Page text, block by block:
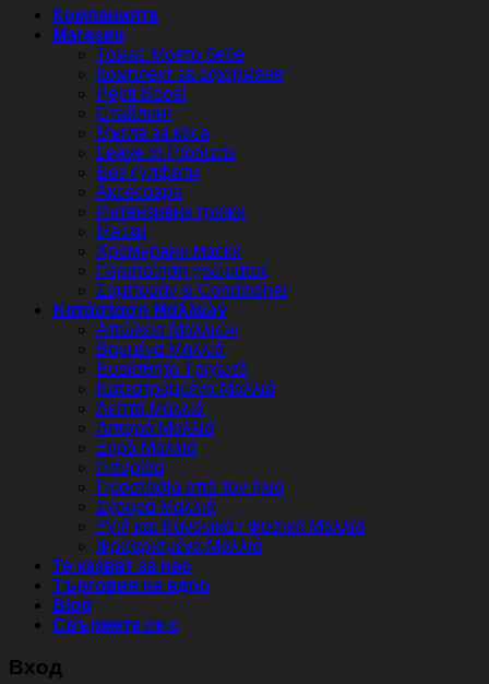
Компанията
Магазин
Томас Моето бебе
Комплект за оформяне
Pepti Boost
Стайлинг
Мъгла за коса
Leave in Products
Без сулфати
Аксесоари
Интензивни грижи
Маски
Хромирани маски
Περιποίηση χρώματος
Σαμπουάν & Conditioner
Κατάσταση Μαλλιών
Απώλεια Μαλλιών
Βαμμένα Μαλλιά
Ευαίσθητο Τριχωτό
Κατεστραμμένα Μαλλιά
Λεπτά Μαλλιά
Λιπαρά Μαλλιά
Ξηρά Μαλλιά
Πιτυρίδα
Προστασία από τον ήλιο
Σγουρά Μαλλιά
Υγιή και Κανονικά / Φυσικά Μαλλιά
Φριζαρισμένα Μαλλιά
Те казват за нас
Търговия на едро
Blog
Свържете се с
Вход